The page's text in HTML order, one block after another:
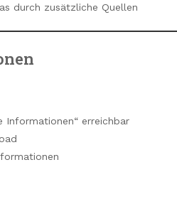
durch zusätzliche Quellen
Informationen“ erreichbar